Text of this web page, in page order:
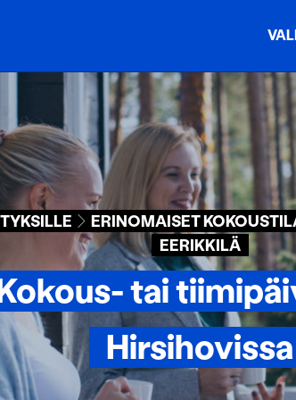
ERINOMAISET
EERIKKILÄ
tai
Hirsihovissa